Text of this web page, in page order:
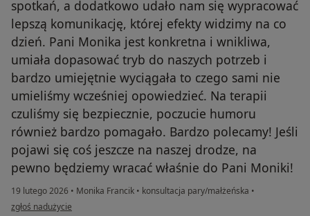
aktywnej twórczości, kształci umiejętności współpracy
z innymi ludźmi, a sztuka jest narzędziem do
odnalezienia własnych zasobów i uświadomienia
deficytów.
Zapraszamy wszystkich serdecznie do pracy nad:
– umiejętnością radzenia sobie z trudnymi
doświadczeniami życiowymi,
– akceptacją siebie i innych,
– budowaniem pewności siebie,
– oswojeniem poczucia lęku,
– brakiem cierpliwości i problemami z koncentracją,
spotkań, a dodatkowo udało nam się wypracować
lepszą komunikację, której efekty widzimy na co
dzień. Pani Monika jest konkretna i wnikliwa,
umiała dopasować tryb do naszych potrzeb i
bardzo umiejętnie wyciągała to czego sami nie
umieliśmy wcześniej opowiedzieć. Na terapii
czuliśmy się bezpiecznie, poczucie humoru
również bardzo pomagało. Bardzo polecamy! Jeśli
pojawi się coś jeszcze na naszej drodze, na
pewno będziemy wracać właśnie do Pani Moniki!
19 lutego 2026 • Monika Francik • konsultacja pary/małżeńska •
w opinii użytkownika Beata
zgłoś nadużycie